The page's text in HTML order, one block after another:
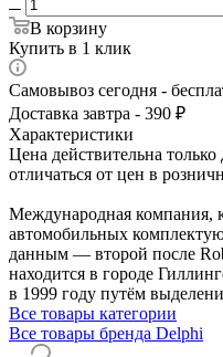
В корзину
Купить в 1 клик
Самовывоз сегодня -
Доставка завтра - 390 ₽
Характеристики
Цена действительна
отличаться от цен в
Международная компания,
автомобильных
данным — второй после
находится в городе
в 1999 году путём
Все товары категории
Все товары бренда Delphi